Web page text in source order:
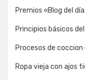
Premios «Blog del
Principios básicos
Procesos de
Ropa vieja con ajos